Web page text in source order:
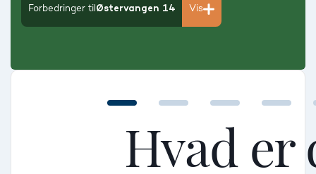
Forbedringer til Østervangen 14 Vis
Hvad er